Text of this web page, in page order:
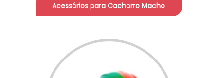
Acessórios para Cachorro Macho